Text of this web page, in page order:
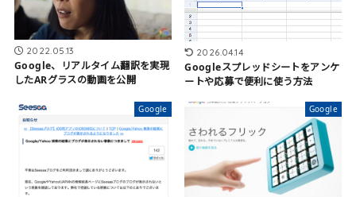
2022.05.13
Google、リアルタイム翻訳を実現
したARグラスの動画を公開
2026.04.14
Googleスプレッドシートをアンケ
ートや応募で便利に使う方法
Google Google